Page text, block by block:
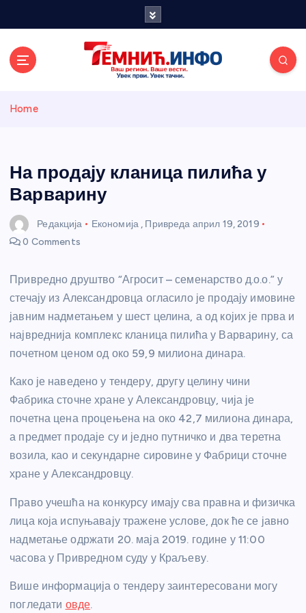
и портал
Home
На продају кланица пилића у
Варварину
Редакција Економија, Привреда април 19, 2019
0 Comments
Привредно друштво “Агросит – семенарство д.о.о.” у
стечају из Александровца огласило је продају имовине
јавним надметањем у шест целина, а од којих је прва и
највреднија комплекс кланица пилића у Варварину, са
почетном ценом од око 59,9 милиона динара.
Како је наведено у тендеру, другу целину чини
Фабрика сточне хране у Александровцу, чија је
почетна цена процењена на око 42,7 милиона динара,
а предмет продаје су и једно путничко и два теретна
возила, као и секундарне сировине у Фабрици сточне
хране у Александровцу.
Право учешћа на конкурсу имају сва правна и физичка
лица која испуњавају тражене услове, док ће се јавно
надметање одржати 20. маја 2019. године у 11:00
часова у Привредном суду у Краљеву.
Више информација о тендеру заинтересовани могу
погледати овде.